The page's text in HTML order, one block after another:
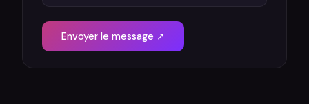
Envoyer le message ↗